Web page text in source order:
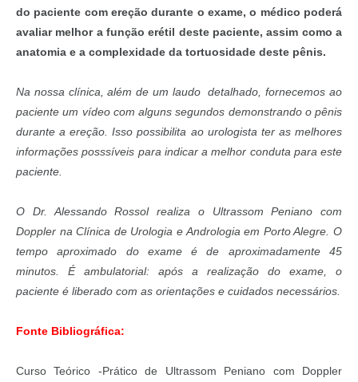
do paciente com ereção durante o exame, o médico poderá
avaliar melhor a função erétil deste paciente, assim como a
anatomia e a complexidade da tortuosidade deste pênis.
Na nossa clínica, além de um laudo detalhado, fornecemos ao
paciente um vídeo com alguns segundos demonstrando o pênis
durante a ereção. Isso possibilita ao urologista ter as melhores
informações posssíveis para indicar a melhor conduta para este
paciente.
O Dr. Alessando Rossol realiza o Ultrassom Peniano com
Doppler na Clínica de Urologia e Andrologia em Porto Alegre. O
tempo aproximado do exame é de aproximadamente 45
minutos. É ambulatorial: após a realização do exame, o
paciente é liberado com as orientações e cuidados necessários.
Fonte Bibliográfica:
Curso Teórico -Prático de Ultrassom Peniano com Doppler